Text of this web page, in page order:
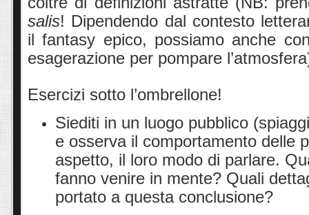
salis! Dipendendo dal contesto
il fantasy epico, possiamo anche
esagerazione per pompare
Esercizi sotto l’ombrellone!
Siediti in un luogo pubblico
e osserva il comportamento delle
aspetto, il loro modo di parlare.
fanno venire in mente? Quali
portato a questa conclusione?